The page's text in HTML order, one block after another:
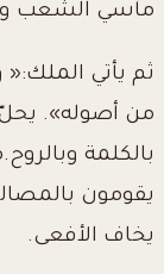
مآسي الشعب ومآسي
ثم يأتي
من أصوله». يحلّ
بالكلمة
يقومون
يخاف الأفعى.